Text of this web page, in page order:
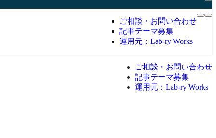
ご相談・お問い合わせ
記事テーマ募集
運用元：Lab-ry Works
ご相談・お問い合わせ
記事テーマ募集
運用元：Lab-ry Works